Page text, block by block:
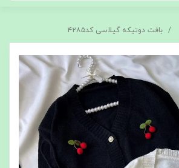
بافت دوتیکه گیلاسی کد۴۲۸۵